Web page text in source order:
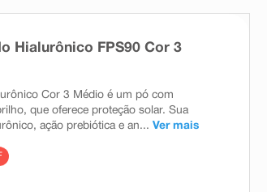
Hialurônico FPS90 Cor 3
Cor 3 Médio é um pó com
que oferece proteção solar. Sua
ação prebiótica e an... Ver mais